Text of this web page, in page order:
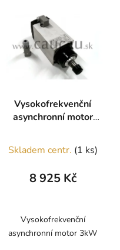
Vysokofrekvenční
asynchronní motor
Skladem centr. (1 ks)
8 925 Kč
Vysokofrekvenční
asynchronní motor 3kW